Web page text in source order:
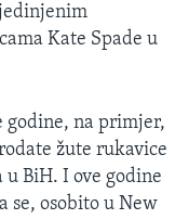
Kate Spade u
godine, na primjer,
žute rukavice
BiH. I ove godine
se, osobito u New